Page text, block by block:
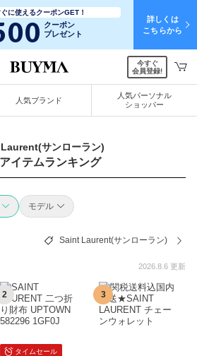
に使えるクーポンGET！
クーポン
プレゼント
詳しくは
こちらから
今すぐ
会員登録!
人気ブランド
人気パーソナル
ショッパー
サンローラン)
イテムランキング
モデル
Saint Laurent(サンローラン)
2026.8.6 更新
タイムセール
2 3